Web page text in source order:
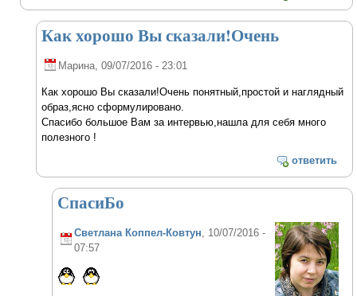
Как хорошо Вы сказали!Очень
Марина, 09/07/2016 - 23:01
Как хорошо Вы сказали!Очень понятный,простой и наглядный
образ,ясно сформулировано.
Спасибо большое Вам за интервью,нашла для себя много
полезного !
ответить
СпасиБо
Светлана Коппел-Ковтун , 10/07/2016 -
07:57